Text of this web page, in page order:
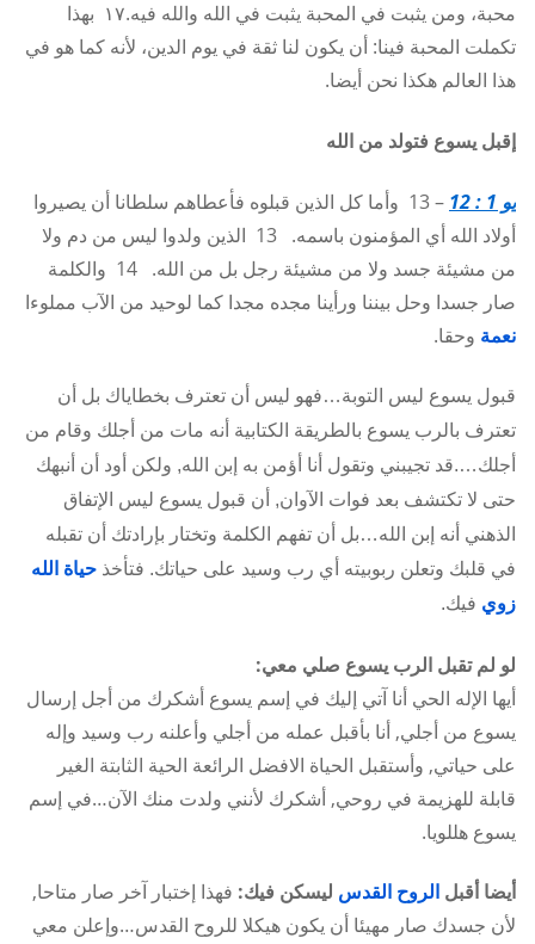
محبة، ومن يثبت في المحبة يثبت في الله والله فيه.١٧ بهذا
تكملت المحبة فينا: أن يكون لنا ثقة في يوم الدين، لأنه كما هو في
هذا العالم هكذا نحن أيضا.
إقبل يسوع فتولد من الله
يو 1 : 12
– 13 وأما كل الذين قبلوه فأعطاهم سلطانا أن يصيروا
أولاد الله أي المؤمنون باسمه. 13 الذين ولدوا ليس من دم ولا
من مشيئة جسد ولا من مشيئة رجل بل من الله. 14 والكلمة
صار جسدا وحل بيننا ورأينا مجده مجدا كما لوحيد من الآب مملوءا
نعمة وحقا.
قبول يسوع ليس التوبة…فهو ليس أن تعترف بخطاياك بل أن
تعترف بالرب يسوع بالطريقة الكتابية أنه مات من أجلك وقام من
أجلك….قد تجيبني وتقول أنا أؤمن به إبن الله, ولكن أود أن أنبهك
حتى لا تكتشف بعد فوات الآوان, أن قبول يسوع ليس الإتفاق
الذهني أنه إبن الله…بل أن تفهم الكلمة وتختار بإرادتك أن تقبله
في قلبك وتعلن ربوبيته أي رب وسيد على حياتك. فتأخذ حياة الله
زوي فيك.
لو لم تقبل الرب يسوع صلي معي:
أيها الإله الحي أنا آتي إليك في إسم يسوع أشكرك من أجل إرسال
يسوع من أجلي, أنا بأقبل عمله من أجلي وأعلنه رب وسيد وإله
على حياتي, وأستقبل الحياة الافضل الرائعة الحية الثابتة الغير
قابلة للهزيمة في روحي, أشكرك لأنني ولدت منك الآن…في إسم
يسوع هللويا.
أيضا أقبل الروح القدس ليسكن فيك: فهذا إختبار آخر صار متاحا,
لأن جسدك صار مهيئا أن يكون هيكلا للروح القدس…وإعلن معي